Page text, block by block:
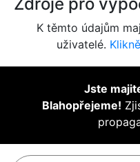
K těmto údajům
uživatelé.
Jste
Blahopřejeme!